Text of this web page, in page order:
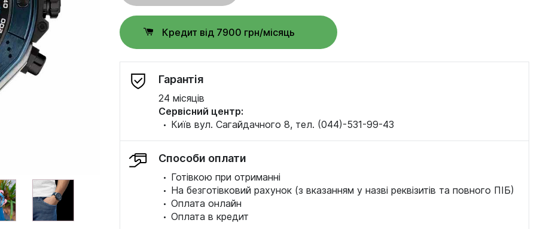
Кредит від 7900 грн/місяць
Гарантія
24 місяців
Сервісний центр:
· Київ вул. Сагайдачного 8, тел. (044)-531-99-43
Способи оплати
· Готівкою при отриманні
· На безготівковий рахунок (з вказанням у назві реквізитів та повного ПІБ)
·Оплата онлайн
·Оплата в кредит